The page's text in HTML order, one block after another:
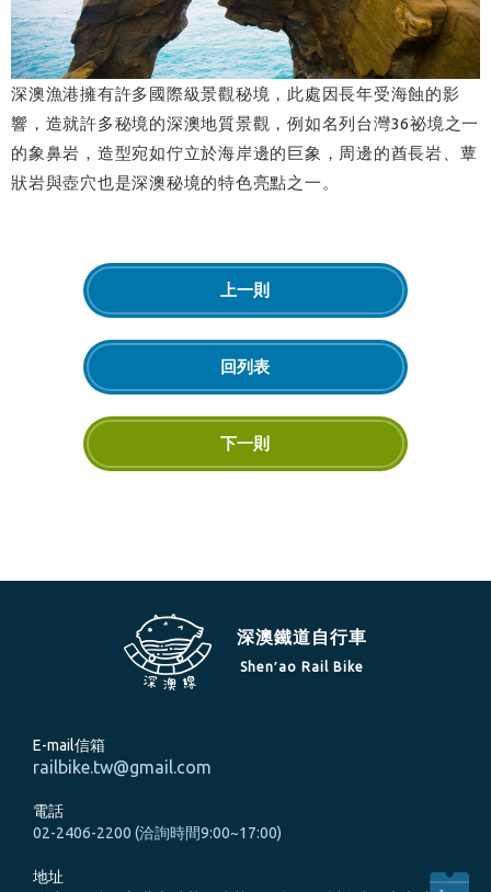
深澳漁港擁有許多國際級景觀秘境，此處因長年受海蝕的影
響，造就許多秘境的深澳地質景觀，例如名列台灣36祕境之一
的象鼻岩，造型宛如佇立於海岸邊的巨象，周邊的酋長岩、蕈
狀岩與壺穴也是深澳秘境的特色亮點之一。
上一則
回列表
下一則
深澳鐵道自行車
Shen′ao Rail Bike
E-mail信箱
railbike.tw@gmail.com
電話
02-2406-2200 (洽詢時間9:00~17:00)
地址